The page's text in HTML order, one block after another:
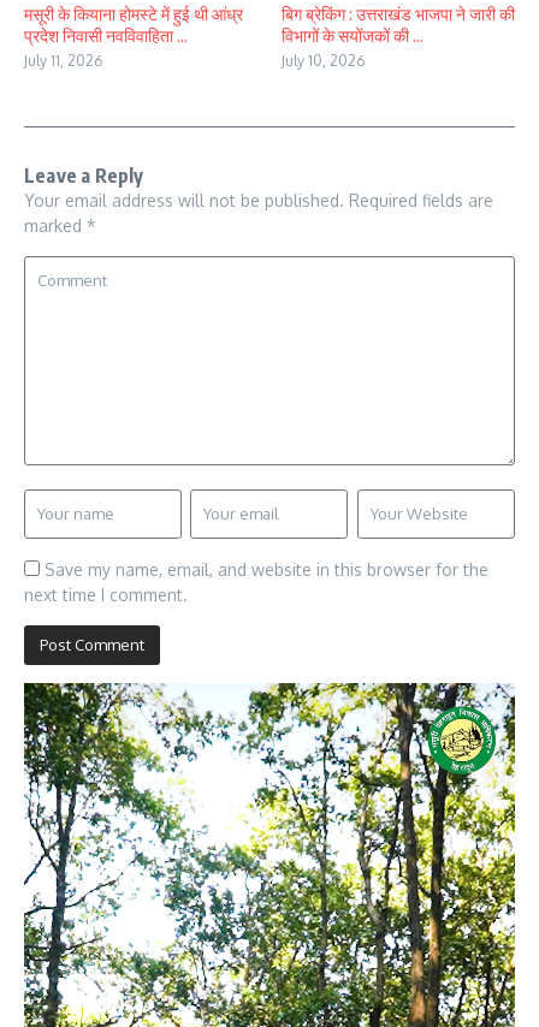
मसूरी के कियाना होमस्टे में हुई थी आंध्र
प्रदेश निवासी नवविवाहिता ...
July 11, 2026
बिग ब्रेकिंग : उत्तराखंड भाजपा ने जारी की
विभागों के सयोंजकों की ...
July 10, 2026
Leave a Reply
Your email address will not be published. Required fields are
marked *
Save my name, email, and website in this browser for the
next time I comment.